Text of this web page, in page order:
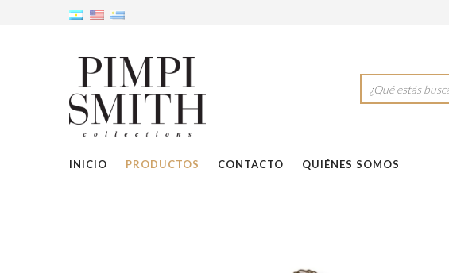
INICIO PRODUCTOS CONTACTO QUIÉNES SOMOS